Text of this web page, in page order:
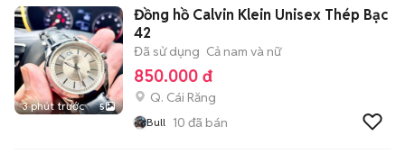
3 phút trước 5
Đồng hồ Calvin Klein Unisex Thép Bạc
42
Đã sử dụng Cả nam và nữ
850.000 đ
Q. Cái Răng
Bull 10 đã bán